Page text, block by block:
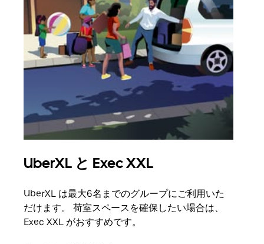
UberXL と Exec XXL
UberXL は最大6名までのグループにご利用いた
だけます。 荷室スペースを確保したい場合は、
Exec XXL がおすすめです。